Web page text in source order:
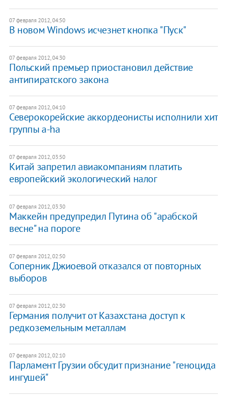
07 февраля 2012, 04:50
В новом Windows исчезнет кнопка "Пуск"
07 февраля 2012, 04:30
Польский премьер приостановил действие
антипиратского закона
07 февраля 2012, 04:10
Северокорейские аккордеонисты исполнили хит
группы a-ha
07 февраля 2012, 03:50
Китай запретил авиакомпаниям платить
европейский экологический налог
07 февраля 2012, 03:30
Маккейн предупредил Путина об "арабской
весне" на пороге
07 февраля 2012, 02:50
Соперник Джиоевой отказался от повторных
выборов
07 февраля 2012, 02:30
Германия получит от Казахстана доступ к
редкоземельным металлам
07 февраля 2012, 02:10
Парламент Грузии обсудит признание "геноцида
ингушей"